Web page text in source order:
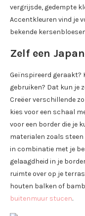
vergrijsde, gedempte
Accentkleuren vind je
bekende
Zelf een
Geïnspireerd geraakt?
gebruiken? Dat kun je
Creëer verschillende
kies voor een schaal
voor een border die je
materialen zoals
in combinatie met je
gelaagdheid in je
ruimte over op je
houten balken of
buitenmuur stucen.